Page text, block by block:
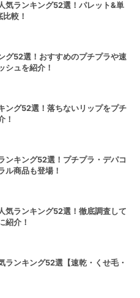
気ランキング52選！パレット&単
較！
グ52選！おすすめのプチプラや速
シュを紹介！
ング52選！落ちないリップをプチ
！
ンキング52選！プチプラ・デパコ
ル商品も登場！
気ランキング52選！徹底調査して
紹介！
ランキング52選【速乾・くせ毛・